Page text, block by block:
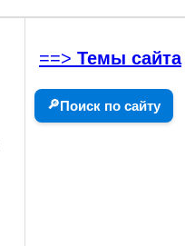
==> Темы сайта
🔎Поиск по сайту